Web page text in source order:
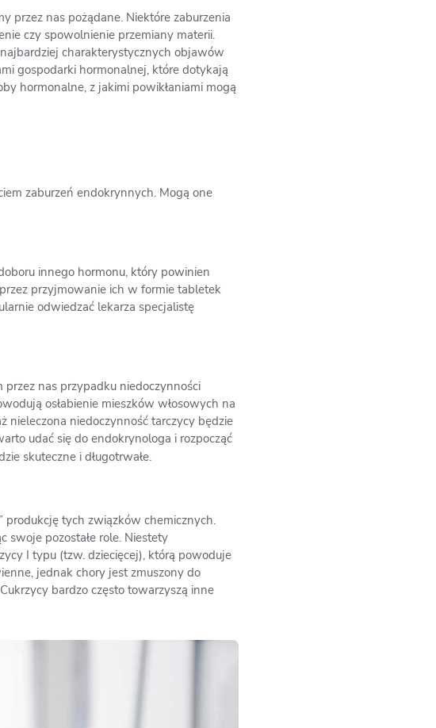
przez nas pożądane. Niektóre zaburzenia
czy spowolnienie przemiany materii.
charakterystycznych objawów
gospodarki hormonalnej, które dotykają
hormonalne, z jakimi powikłaniami mogą
zaburzeń endokrynnych. Mogą one
innego hormonu, który powinien
przyjmowanie ich w formie tabletek
odwiedzać lekarza specjalistę
nas przypadku niedoczynności
osłabienie mieszków włosowych na
nieleczona niedoczynność tarczycy będzie
udać się do endokrynologa i rozpocząć
skuteczne i długotrwałe.
produkcję tych związków chemicznych.
swoje pozostałe role. Niestety
I typu (tzw. dziecięcej), którą powoduje
jednak chory jest zmuszony do
bardzo często towarzyszą inne